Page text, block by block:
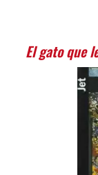
El gato que